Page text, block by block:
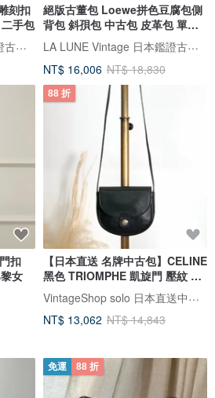
刻扣
手包
LA LUNE Vintage 日本鑑證古董品選物店
絕版古董包 Loewe拼色豆腐包側
背包 斜孭包 中古包 皮革包 單肩
包
LA LUNE Vintage 日本鑑證古董品選物店
NT$ 16,006 NT$ 18,830
女
88 折
【日本直送 名牌中古包】CELINE
黑色 TRIOMPHE 凱旋門 壓紋 經
典皮革 復古 手提包
VintageShop solo 日本直送中古包專賣店
NT$ 13,062 NT$ 14,843
免運 88 折